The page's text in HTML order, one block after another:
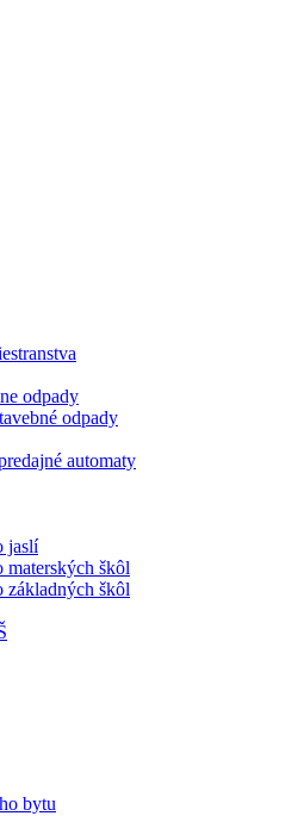
odpady
odpady
automaty
jaslí
materských škôl
základných škôl
bytu